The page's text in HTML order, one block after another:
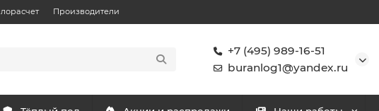
Производители
+7 (495) 989-16-51
buranlog1@yandex.ru